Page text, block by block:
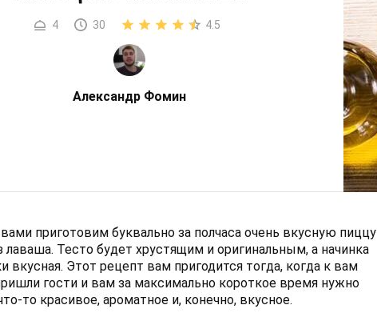
4 30 4.5
Александр Фомин
приготовим буквально за полчаса очень вкусную пиццу
лаваша. Тесто будет хрустящим и оригинальным, а начинка
вкусная. Этот рецепт вам пригодится тогда, когда к вам
гости и вам за максимально короткое время нужно
то красивое, ароматное и, конечно, вкусное.